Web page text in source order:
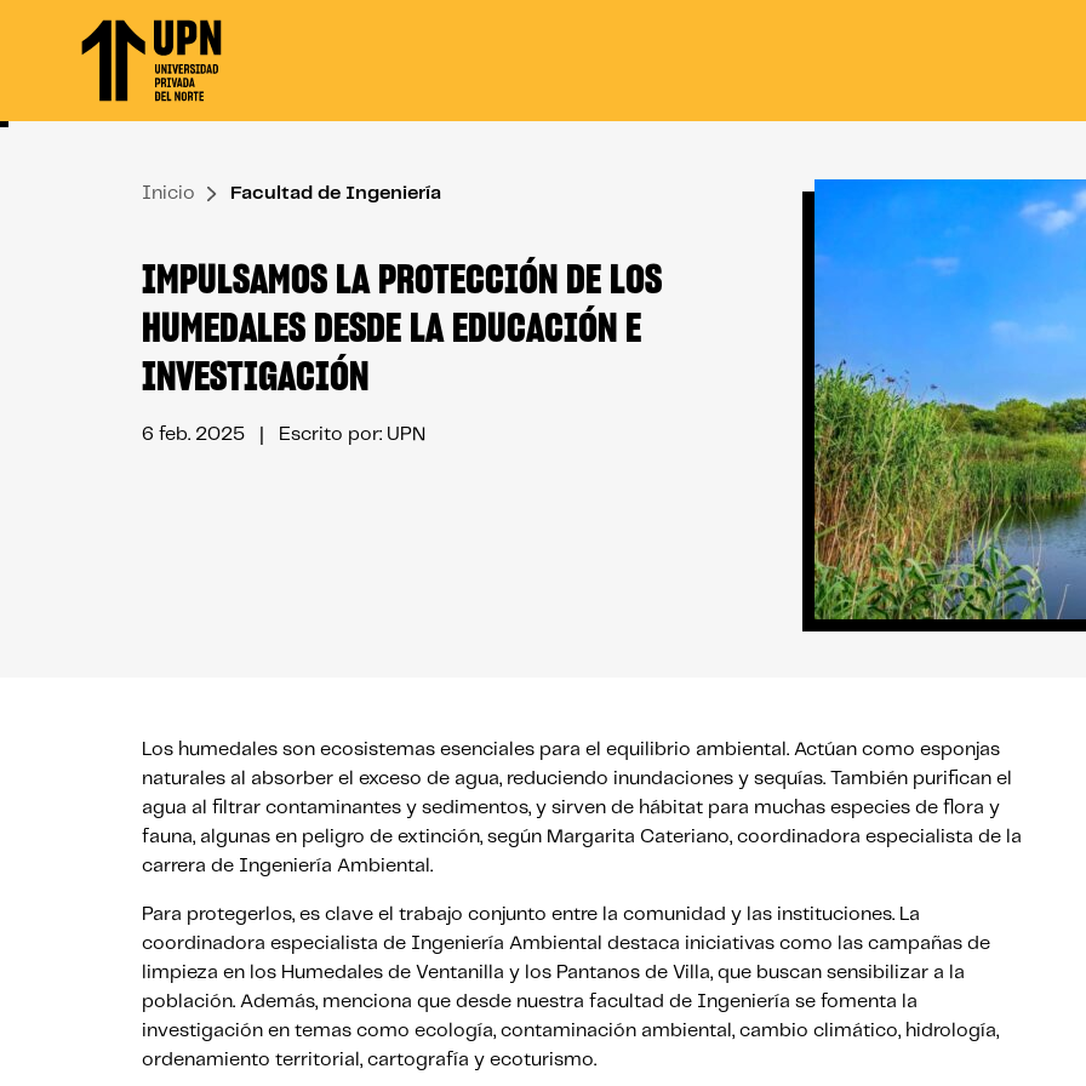
Inicio Facultad de Ingeniería
IMPULSAMOS LA PROTECCIÓN DE LOS
HUMEDALES DESDE LA EDUCACIÓN E
INVESTIGACIÓN
6 feb. 2025 | Escrito por: UPN
Los humedales son ecosistemas esenciales para el equilibrio ambiental. Actúan como esponjas
naturales al absorber el exceso de agua, reduciendo inundaciones y sequías. También purifican el
agua al filtrar contaminantes y sedimentos, y sirven de hábitat para muchas especies de flora y
fauna, algunas en peligro de extinción, según Margarita Cateriano, coordinadora especialista de la
carrera de Ingeniería Ambiental.
Para protegerlos, es clave el trabajo conjunto entre la comunidad y las instituciones. La
coordinadora especialista de Ingeniería Ambiental destaca iniciativas como las campañas de
limpieza en los Humedales de Ventanilla y los Pantanos de Villa, que buscan sensibilizar a la
población. Además, menciona que desde nuestra facultad de Ingeniería se fomenta la
investigación en temas como ecología, contaminación ambiental, cambio climático, hidrología,
ordenamiento territorial, cartografía y ecoturismo.